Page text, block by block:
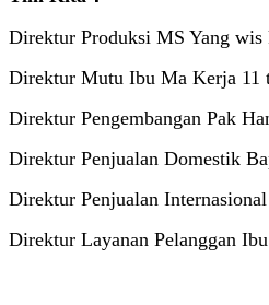
Direktur Produksi MS Yang wis
Direktur Mutu Ibu Ma Kerja 11
Direktur Pengembangan Pak
Direktur Penjualan Domestik
Direktur Penjualan
Direktur Layanan Pelanggan